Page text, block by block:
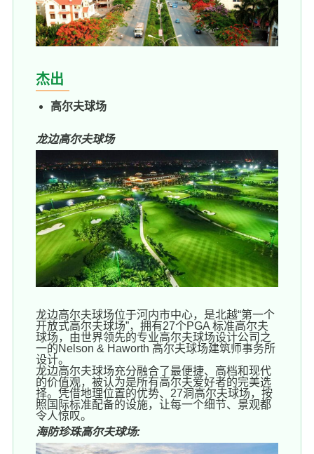
杰出
高尔夫球场
龙边高尔夫球场
龙边高尔夫球场位于河内市中心，是北越“第一个
开放式高尔夫球场”，拥有27个PGA 标准高尔夫
球场，由世界领先的专业高尔夫球场设计公司之
一的Nelson & Haworth 高尔夫球场建筑师事务所
设计。
龙边高尔夫球场充分融合了最便捷、高档和现代
的价值观，被认为是所有高尔夫爱好者的完美选
择。凭借地理位置的优势、27洞高尔夫球场，按
照国际标准配备的设施，让每一个细节、景观都
令人惊叹。
海防珍珠高尔夫球场: